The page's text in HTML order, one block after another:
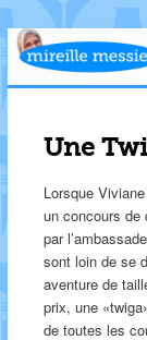
Une
Lorsque
un concours de
par
sont loin de se
aventure de
prix, une
de toutes les